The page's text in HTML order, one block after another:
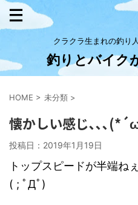
クラクラ生まれの釣り
釣りとバイク
HOME > 未分類 >
懐かしい感じ､､､
投稿日： 2019年1月19日
トップスピードが半端ねぇ
( ; ﾟДﾟ)